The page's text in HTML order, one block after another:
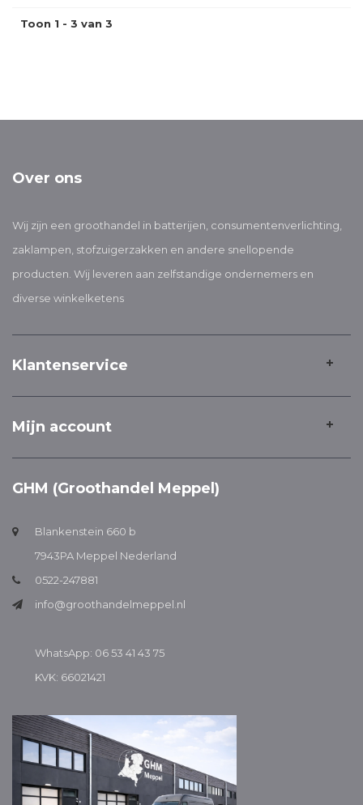
Toon 1 - 3 van 3
Over ons
Wij zijn een groothandel in batterijen, consumentenverlichting,
zaklampen, stofzuigerzakken en andere snellopende
producten. Wij leveren aan zelfstandige ondernemers en
diverse winkelketens
Klantenservice
Mijn account
GHM (Groothandel Meppel)
Blankenstein 660 b
7943PA Meppel Nederland
0522-247881
info@groothandelmeppel.nl
WhatsApp: 06 53 41 43 75
KVK: 66021421